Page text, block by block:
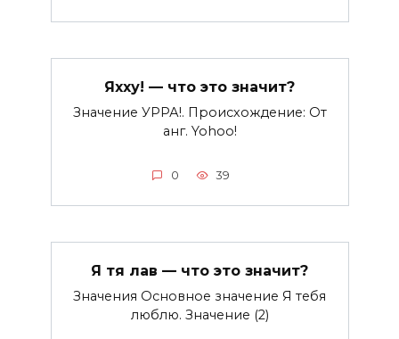
Яхху! — что это значит?
Значение УРРА!. Происхождение: От
анг. Yohoo!
0 39
Я тя лав — что это значит?
Значения Основное значение Я тебя
люблю. Значение (2)